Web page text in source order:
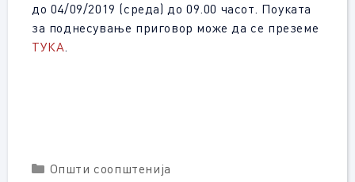
до 04/09/2019 (среда) до 09.00 часот. Поуката
за поднесување приговор може да се преземе
ТУКА.
Categories
Општи соопштенија